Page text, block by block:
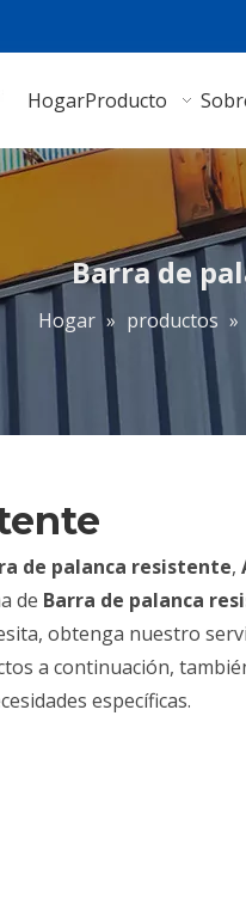
HogarProducto
Barra de
Hogar » productos »
de palanca resistente,
de Barra de palanca
obtenga nuestro
a continuación,
específicas.